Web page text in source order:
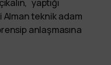
yaptığı
Alman teknik adam
anlaşmasına